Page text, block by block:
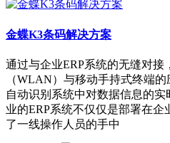
金蝶K3条码解决方案
通过与企业ERP系统的无缝对接
（WLAN）与移动手持式终端的应
自动识别系统中对数据信息的实时
业的ERP系统不仅仅是部署在企
了一线操作人员的手中